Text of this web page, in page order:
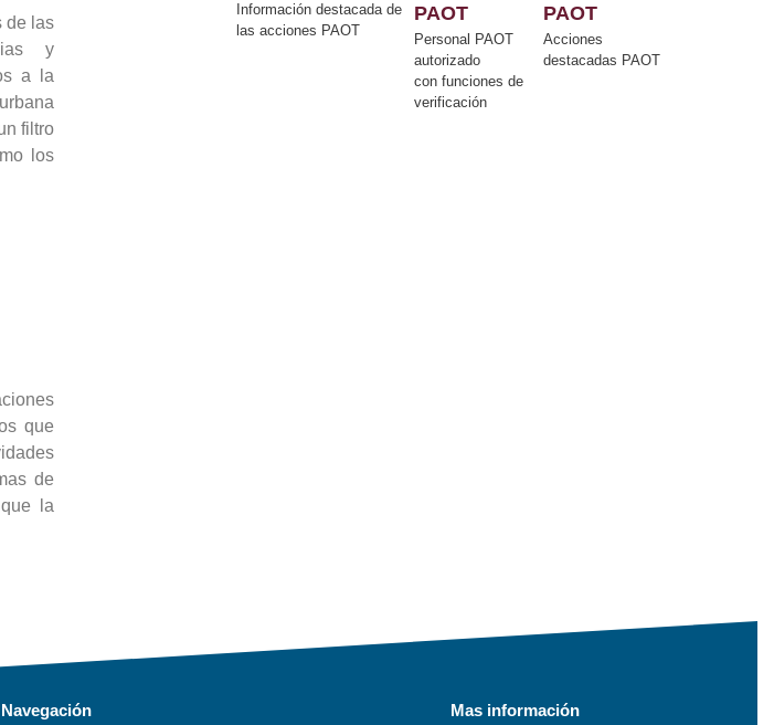
de las
y
a la
filtro
los
que
de
la
Información destacada de
las acciones PAOT
PAOT
Personal PAOT
autorizado
con funciones de
verificación
PAOT
Acciones
destacadas PAOT
Navegación Mas información